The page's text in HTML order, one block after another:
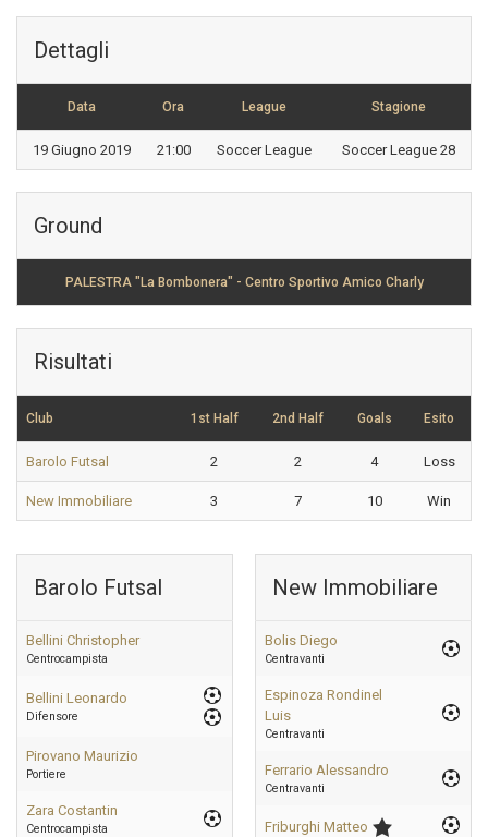
Dettagli
Data Ora League Stagione
19 Giugno 2019 21:00 Soccer League Soccer League 28
Ground
PALESTRA "La Bombonera" - Centro Sportivo Amico Charly
Risultati
Club 1st Half 2nd Half Goals Esito
Barolo Futsal 2 2 4 Loss
New Immobiliare 3 7 10 Win
Barolo Futsal
Bellini Christopher
Centrocampista
Bellini Leonardo
Difensore
Pirovano Maurizio
Portiere
Zara Costantin
Centrocampista
New Immobiliare
Bolis Diego
Centravanti
Espinoza Rondinel
Luis
Centravanti
Ferrario Alessandro
Centravanti
Friburghi Matteo